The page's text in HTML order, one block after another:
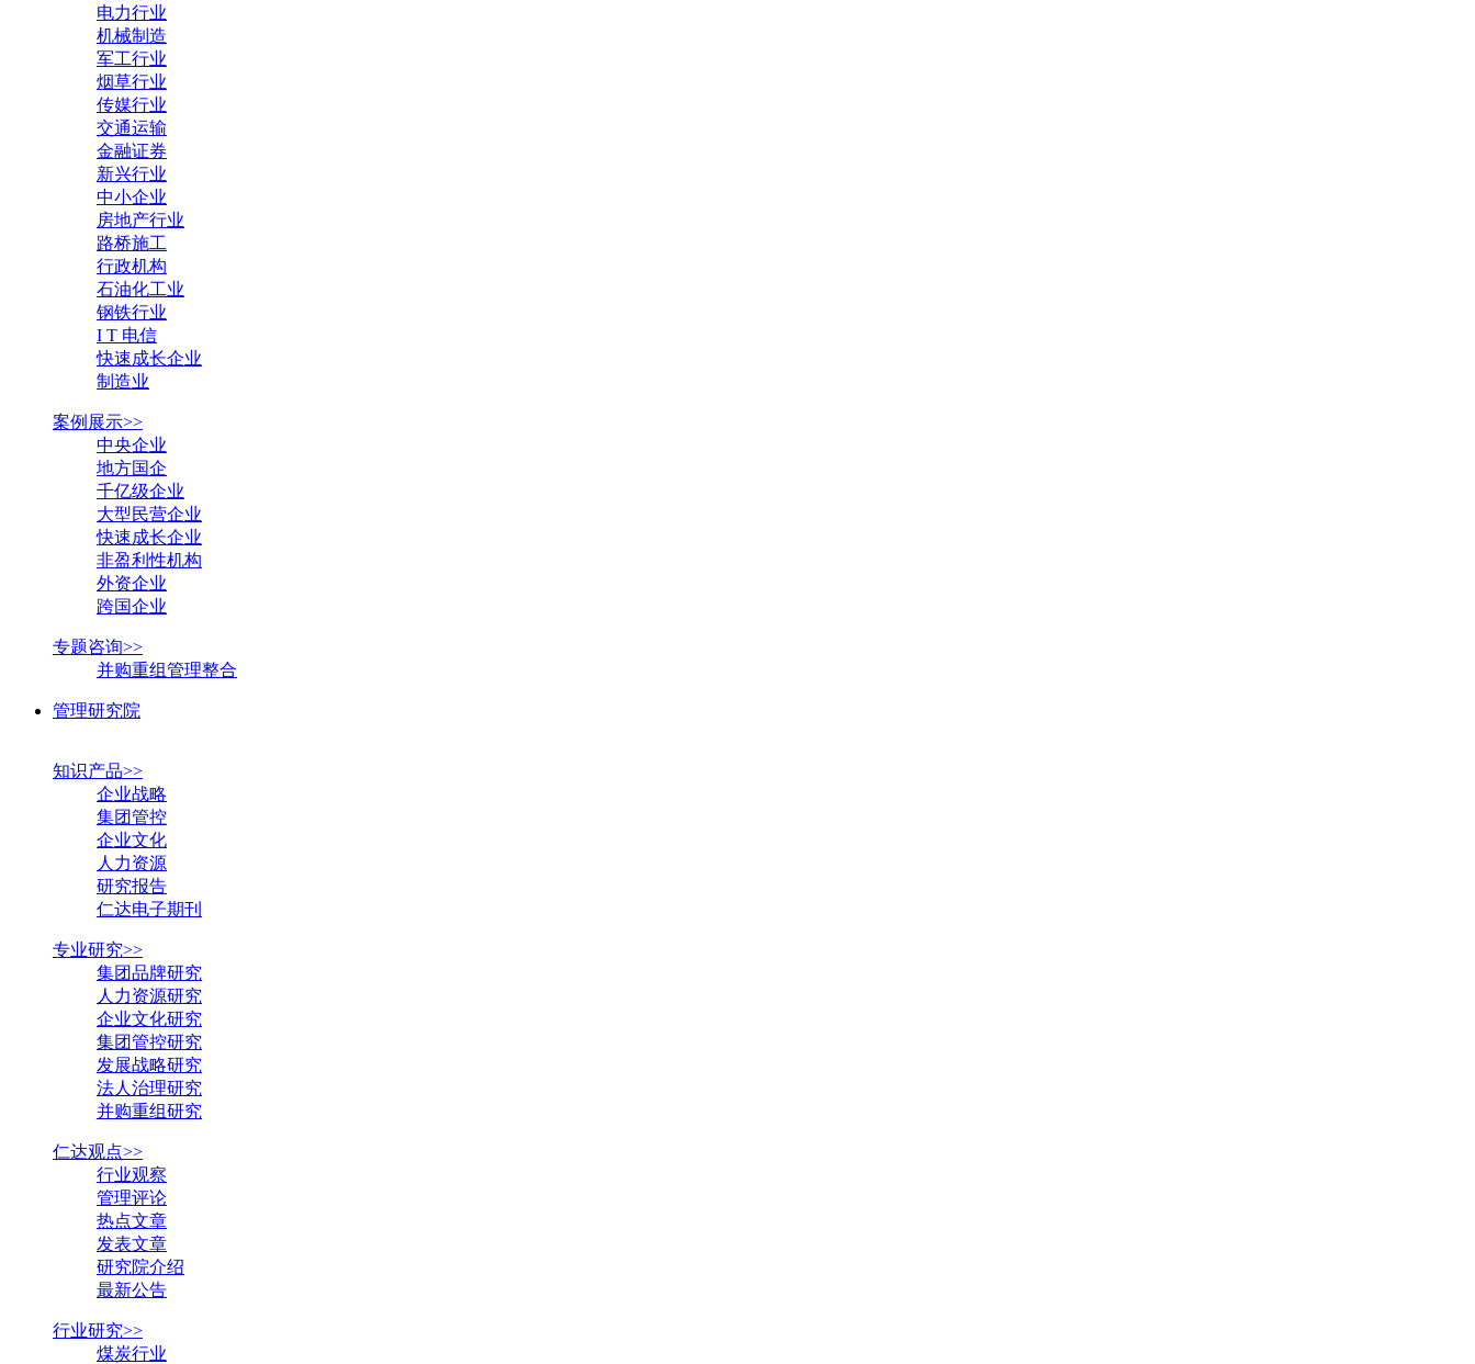
电力行业
机械制造
军工行业
烟草行业
传媒行业
交通运输
金融证券
新兴行业
中小企业
房地产行业
路桥施工
行政机构
石油化工业
钢铁行业
I T 电信
快速成长企业
制造业
案例展示>>
中央企业
地方国企
千亿级企业
大型民营企业
快速成长企业
非盈利性机构
外资企业
跨国企业
专题咨询>>
并购重组管理整合
管理研究院
知识产品>>
企业战略
集团管控
企业文化
人力资源
研究报告
仁达电子期刊
专业研究>>
集团品牌研究
人力资源研究
企业文化研究
集团管控研究
发展战略研究
法人治理研究
并购重组研究
仁达观点>>
行业观察
管理评论
热点文章
发表文章
研究院介绍
最新公告
行业研究>>
煤炭行业